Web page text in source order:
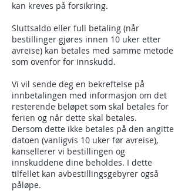
kan kreves på forsikring.
Sluttsaldo eller full betaling (når
bestillinger gjøres innen 10 uker etter
avreise) kan betales med samme metode
som ovenfor for innskudd.
Vi vil sende deg en bekreftelse på
innbetalingen med informasjon om det
resterende beløpet som skal betales for
ferien og når dette skal betales.
Dersom dette ikke betales på den angitte
datoen (vanligvis 10 uker før avreise),
kansellerer vi bestillingen og
innskuddene dine beholdes. I dette
tilfellet kan avbestillingsgebyrer også
påløpe.